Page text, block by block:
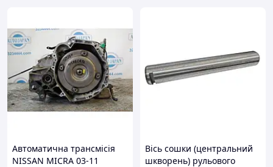
Автоматична трансмісія
NISSAN MICRA 03-11
Вісь сошки (центральний
шкворень) рульового